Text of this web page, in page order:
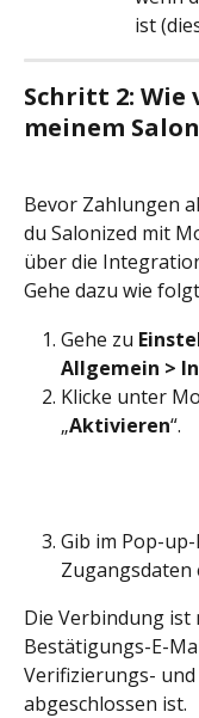
ist
Schritt 2:
meinem
Bevor Zahlungen
du Salonized mit
über die
Gehe dazu wie
Gehe zu
Allgemein >
Klicke unter
„Aktivieren“.
Gib im Pop-
Zugangsdaten
Die Verbindung ist
Bestätigungs-E-
Verifizierungs-
abgeschlossen ist.